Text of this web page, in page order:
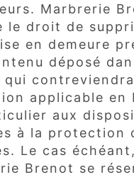
Marbrerie
le droit de
en demeure
déposé
qui
applicable en
aux
à la protection
Le cas échéant,
Brenot se